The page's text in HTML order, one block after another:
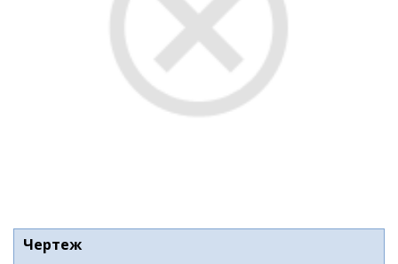
Чертеж